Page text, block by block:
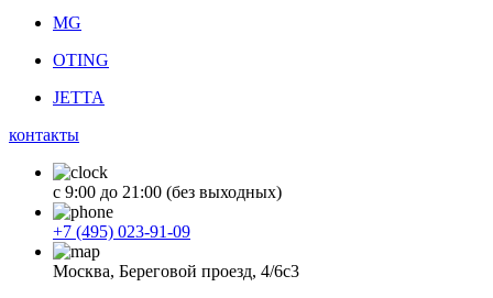
MG
OTING
JETTA
контакты
с 9:00 до 21:00 (без выходных)
+7 (495) 023-91-09
Москва, Береговой проезд, 4/6с3